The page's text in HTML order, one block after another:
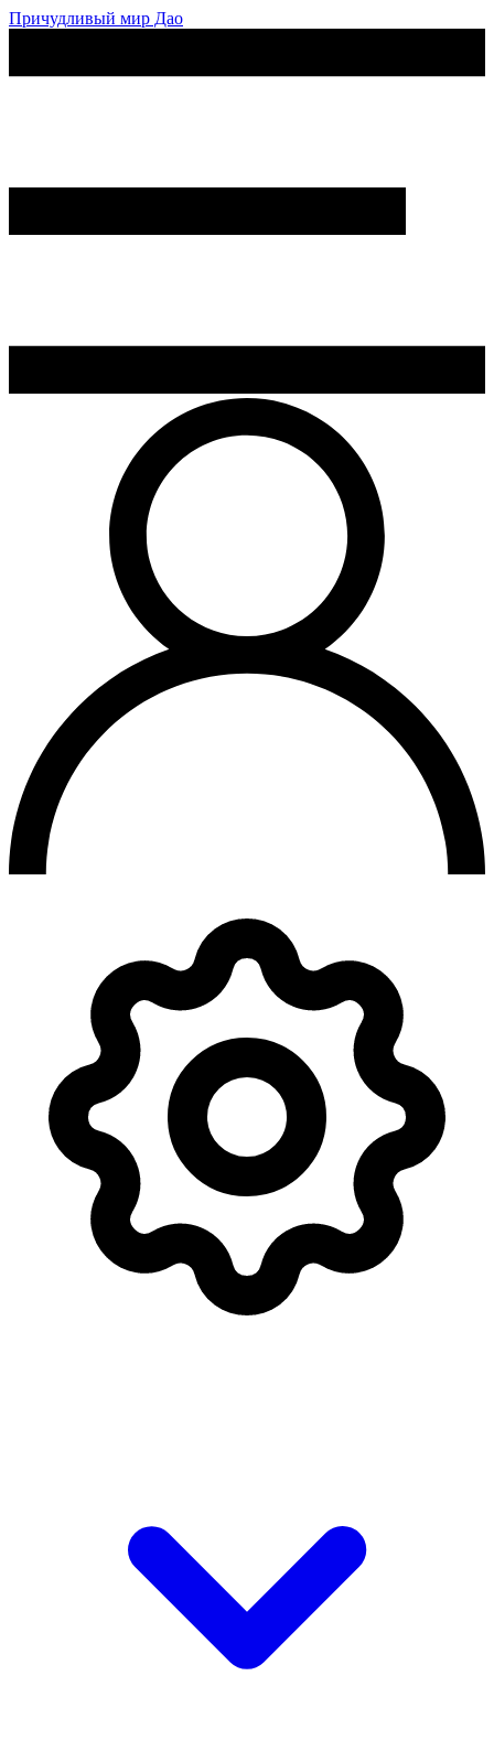
Причудливый мир Дао